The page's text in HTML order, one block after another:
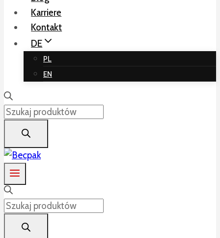
Karriere
Kontakt
DE
PL
EN
Products
search
Products
search